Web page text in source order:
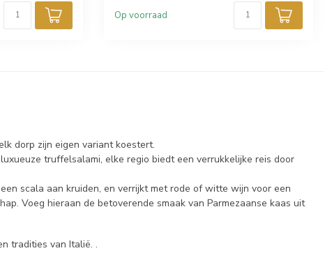
Op voorraad
dorp zijn eigen variant koestert.
truffelsalami, elke regio biedt een verrukkelijke reis door
scala aan kruiden, en verrijkt met rode of witte wijn voor een
Voeg hieraan de betoverende smaak van Parmezaanse kaas uit
tradities van Italië. .